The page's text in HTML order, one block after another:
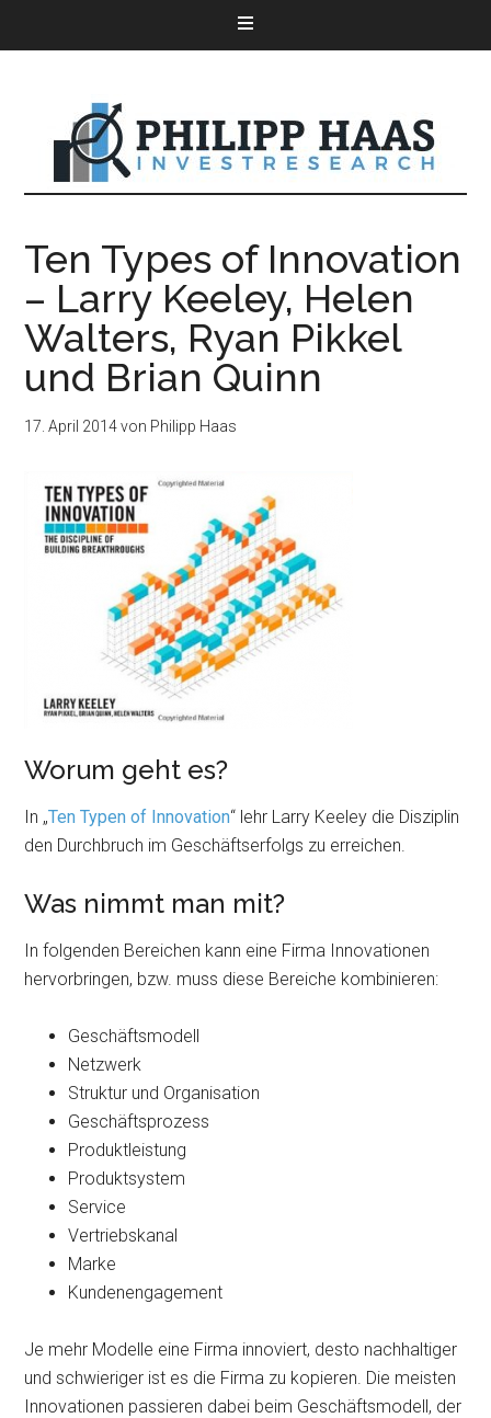
Ten Types of Innovation
– Larry Keeley, Helen
Walters, Ryan Pikkel
und Brian Quinn
17. April 2014von Philipp Haas
Worum geht es?
In „Ten Typen of Innovation“ lehr Larry Keeley die Disziplin
den Durchbruch im Geschäftserfolgs zu erreichen.
Was nimmt man mit?
In folgenden Bereichen kann eine Firma Innovationen
hervorbringen, bzw. muss diese Bereiche kombinieren:
Geschäftsmodell
Netzwerk
Struktur und Organisation
Geschäftsprozess
Produktleistung
Produktsystem
Service
Vertriebskanal
Marke
Kundenengagement
Je mehr Modelle eine Firma innoviert, desto nachhaltiger
und schwieriger ist es die Firma zu kopieren. Die meisten
Innovationen passieren dabei beim Geschäftsmodell, der